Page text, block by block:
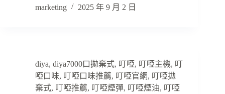
marketing
2025 年 9 月 2 日
diya, diya7000口拋棄式, 叮啞, 叮啞主機, 叮
啞口味, 叮啞口味推薦, 叮啞官網, 叮啞拋
棄式, 叮啞推薦, 叮啞煙彈, 叮啞煙油, 叮啞